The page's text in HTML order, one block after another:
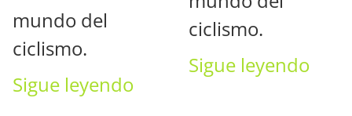
mundo del
ciclismo.
Sigue leyendo
ciclismo.
Sigue leyendo